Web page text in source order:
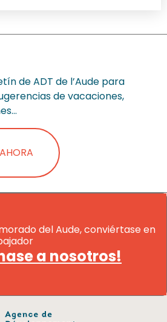
de ADT de l’Aude para
de vacaciones,
del Aude, conviértase en
a nosotros!